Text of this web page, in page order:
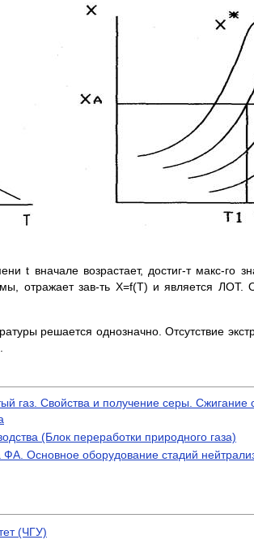
t вначале возрастает, достиг-т макс-го
отражает зав-ть Х=f(T) и является ЛОТ.
решается однозначно. Отсутствие
газ. Свойства и получение серы.
(Блок переработки природного газа)
Основное оборудование стадий
(ЧГУ)